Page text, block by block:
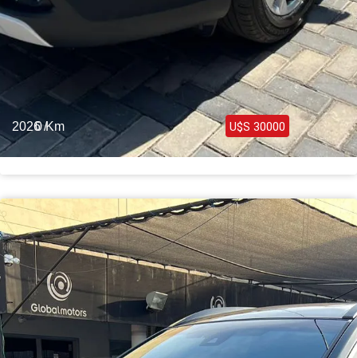
2026 /0 Km U$S 30000
Toyota Corolla Cross Híbrida Full 2026